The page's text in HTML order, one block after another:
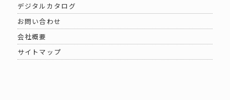
デジタルカタログ
お問い合わせ
会社概要
サイトマップ